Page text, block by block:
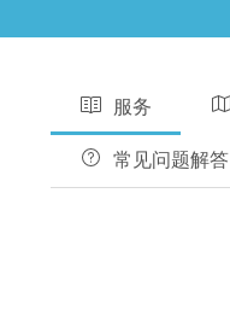
服务
常见问题解答